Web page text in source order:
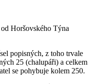
Horšovského Týna
popisných, z toho trvale
25 (chalupáři) a celkem
se pohybuje kolem 250.